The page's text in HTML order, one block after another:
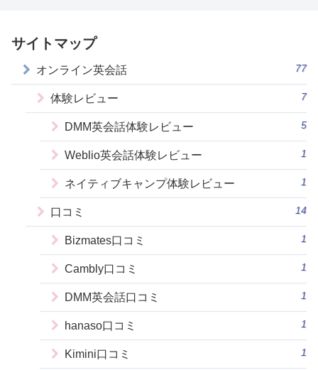
サイトマップ
オンライン英会話 77
体験レビュー 7
DMM英会話体験レビュー 5
Weblio英会話体験レビュー 1
ネイティブキャンプ体験レビュー 1
口コミ 14
Bizmates口コミ 1
Cambly口コミ 1
DMM英会話口コミ 1
hanaso口コミ 1
Kimini口コミ 1